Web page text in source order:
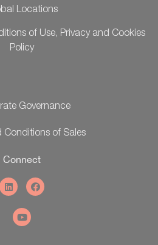
Locations
of Use, Privacy and Cookies
Policy
Governance
Conditions of Sales
Connect